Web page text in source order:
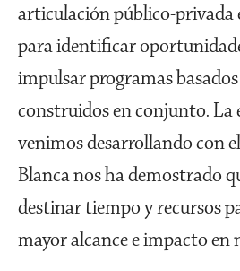
articulación público-privada
para identificar
impulsar programas
construidos en conjunto. La
venimos desarrollando con
Blanca nos ha demostrado
destinar tiempo y recursos
mayor alcance e impacto en